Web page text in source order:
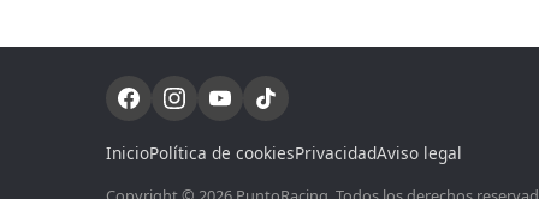
InicioPolítica de cookiesPrivacidadAviso legal